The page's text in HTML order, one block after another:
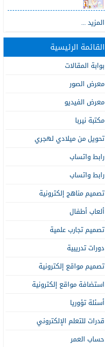
المزيد ...
القائمة الرئيسية
بوابة المقالات
معرض الصور
معرض الفيديو
مكتبة نيربا
تحويل من ميلادي لهجري
رابط واتساب
رابط واتساب
تصميم مناهج إلكترونية
ألعاب أطفال
تصميم تجارب علمية
دورات تدريبية
تصميم مواقع إلكترونية
استضافة مواقع إلكترونية
أسئلة تؤوريا
قدرات للتعلم الإلكتروني
حساب العمر